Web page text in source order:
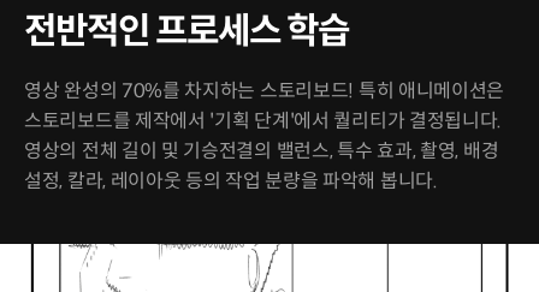
전반적인 프로세스 학습
영상 완성의 70%를 차지하는 스토리보드! 특히 애니메이션은
스토리보드를 제작에서 '기획 단계'에서 퀄리티가 결정됩니다.
영상의 전체 길이 및 기승전결의 밸런스, 특수 효과, 촬영, 배경
설정, 칼라, 레이아웃 등의 작업 분량을 파악해 봅니다.